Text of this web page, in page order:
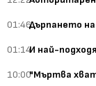
01:46Дърпането
01:14И най-
10:00"Мъртва